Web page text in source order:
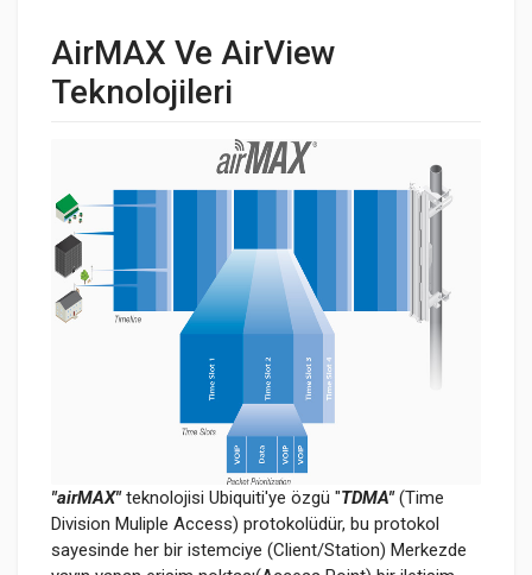
AirMAX Ve AirView
Teknolojileri
"airMAX"teknolojisi Ubiquiti'ye özgü "TDMA"(Time
Division Muliple Access) protokolüdür, bu protokol
sayesinde her bir istemciye (Client/Station) Merkezde